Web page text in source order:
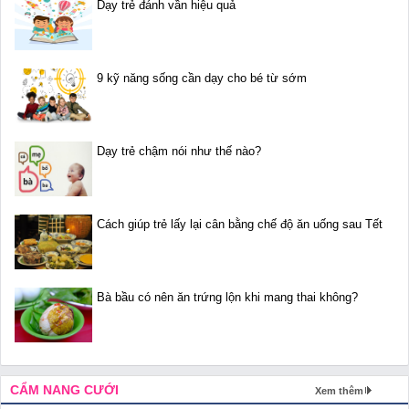
Dạy trẻ đánh vần hiệu quả
9 kỹ năng sống cần dạy cho bé từ sớm
Dạy trẻ chậm nói như thế nào?
Cách giúp trẻ lấy lại cân bằng chế độ ăn uống sau Tết
Bà bầu có nên ăn trứng lộn khi mang thai không?
CẨM NANG CƯỚI Xem thêm